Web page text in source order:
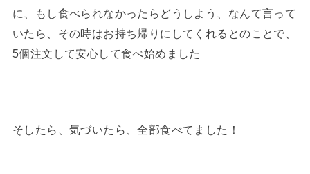
に、もし食べられなかったらどうしよう、なんて言って
いたら、その時はお持ち帰りにしてくれるとのことで、
5個注文して安心して食べ始めました
そしたら、気づいたら、全部食べてました！